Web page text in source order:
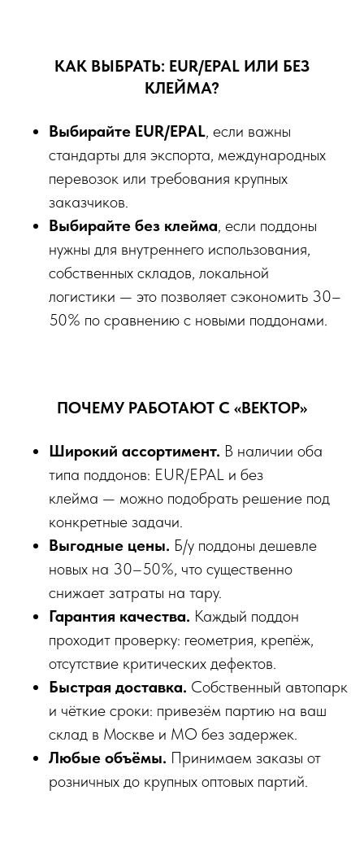
КАК ВЫБРАТЬ: EUR/EPAL ИЛИ БЕЗ
КЛЕЙМА?
Выбирайте EUR/EPAL, если важны
стандарты для экспорта, международных
перевозок или требования крупных
заказчиков.
Выбирайте без клейма, если поддоны
нужны для внутреннего использования,
собственных складов, локальной
логистики — это позволяет сэкономить 30–
50% по сравнению с новыми поддонами.
ПОЧЕМУ РАБОТАЮТ С «ВЕКТОР»
Широкий ассортимент. В наличии оба
типа поддонов: EUR/EPAL и без
клейма — можно подобрать решение под
конкретные задачи.
Выгодные цены. Б/у поддоны дешевле
новых на 30–50%, что существенно
снижает затраты на тару.
Гарантия качества. Каждый поддон
проходит проверку: геометрия, крепёж,
отсутствие критических дефектов.
Быстрая доставка. Собственный автопарк
и чёткие сроки: привезём партию на ваш
склад в Москве и МО без задержек.
Любые объёмы. Принимаем заказы от
розничных до крупных оптовых партий.